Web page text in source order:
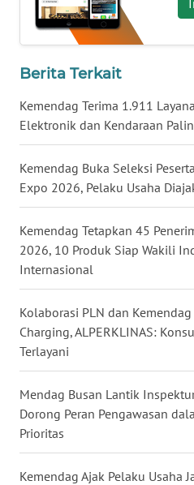
Berita Terkait
Kemendag Terima 1.911
Elektronik dan Kendaraan
Kemendag Buka Seleksi
Expo 2026, Pelaku Usaha
Kemendag Tetapkan 45
2026, 10 Produk Siap Wakili
Internasional
Kolaborasi PLN dan
Charging, ALPERKLINAS:
Terlayani
Mendag Busan Lantik
Dorong Peran Pengawasan
Prioritas
Kemendag Ajak Pelaku Usaha
WN
NUSANTARA
WN
WN
KALBAR
WN
KALTENG
KALTARA
WN
KALSEL